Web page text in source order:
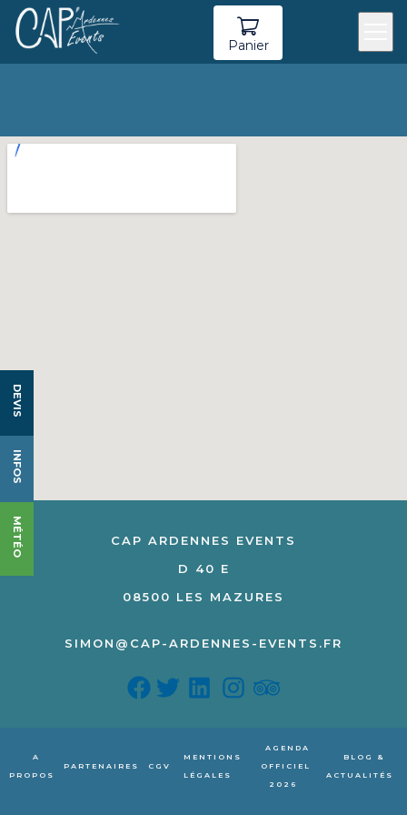
DEVIS
INFOS
MÉTÉO
Panier
CAP ARDENNES EVENTS
D 40 E
08500 LES MAZURES
SIMON@CAP-ARDENNES-EVENTS.FR
A
PROPOS
PARTENAIRES CGV
MENTIONS
LÉGALES
AGENDA
OFFICIEL
2026
BLOG &
ACTUALITÉS